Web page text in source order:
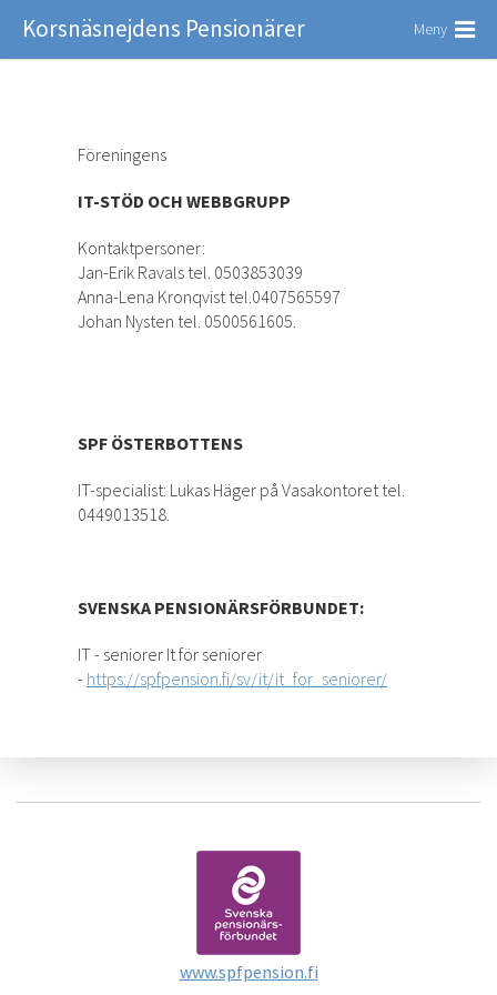
Korsnäsnejdens Pensionärer Meny
Föreningens
IT-STÖD OCH WEBBGRUPP
Kontaktpersoner:
Jan-Erik Ravals tel. 0503853039
Anna-Lena Kronqvist tel.0407565597
Johan Nysten tel. 0500561605.
SPF ÖSTERBOTTENS
IT-specialist: Lukas Häger på Vasakontoret tel.
0449013518.
SVENSKA PENSIONÄRSFÖRBUNDET:
IT - seniorer It för seniorer
- https://spfpension.fi/sv/it/it_for_seniorer/
www.spfpension.fi